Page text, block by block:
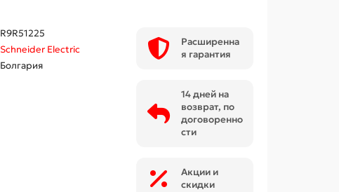
R9R51225
Schneider Electric
Болгария
Расширенна
я гарантия
14 дней на
возврат, по
договоренно
сти
Акции и
скидки